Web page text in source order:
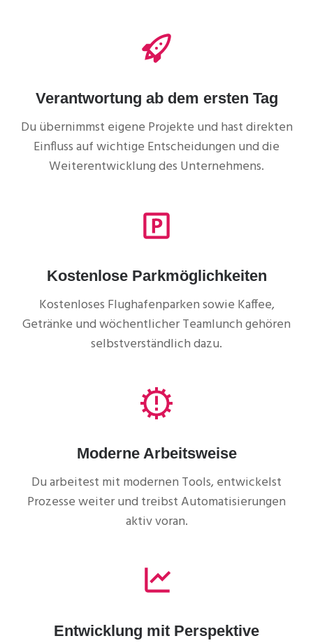
Verantwortung ab dem ersten Tag
Du übernimmst eigene Projekte und hast direkten
Einfluss auf wichtige Entscheidungen und die
Weiterentwicklung des Unternehmens.
Kostenlose Parkmöglichkeiten
Kostenloses Flughafenparken sowie Kaffee,
Getränke und wöchentlicher Teamlunch gehören
selbstverständlich dazu.
Moderne Arbeitsweise
Du arbeitest mit modernen Tools, entwickelst
Prozesse weiter und treibst Automatisierungen
aktiv voran.
Entwicklung mit Perspektive